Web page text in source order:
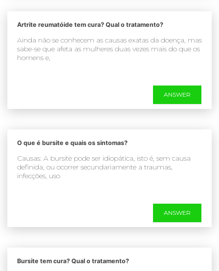
Artrite reumatóide tem cura? Qual o tratamento?
Ainda não se conhecem as causas exatas da doença, mas
sabe-se que afeta as mulheres duas vezes mais do que os
homens e,
ANSWER
O que é bursite e quais os sintomas?
Causas: A bursite pode ser idiopática, isto é, sem causa
definida, ou ocorrer secundariamente a traumas,
infecções, uso
ANSWER
Bursite tem cura? Qual o tratamento?